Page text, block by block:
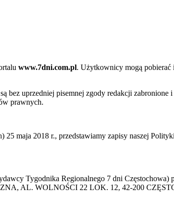
www.7dni.com.pl. Użytkownicy mogą
bez uprzedniej pisemnej zgody redakcji
prawnych.
maja 2018 r., przedstawiamy zapisy naszej
Tygodnika Regionalnego 7 dni
AL. WOLNOŚCI 22 LOK. 12, 42-200